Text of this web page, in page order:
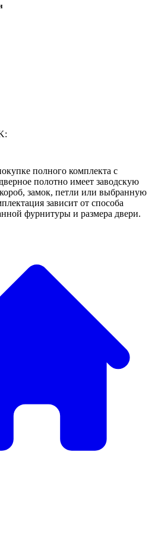
полного комплекта с
полотно имеет заводскую
замок, петли или выбранную
зависит от способа
фурнитуры и размера двери.